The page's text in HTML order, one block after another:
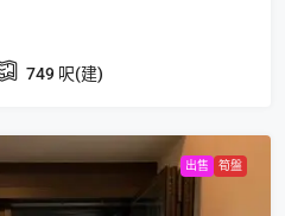
749 呎(建)
出售 筍盤